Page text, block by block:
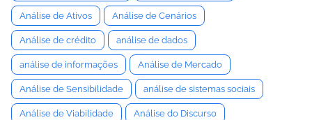
Análise de Ativos Análise de Cenários
Análise de crédito análise de dados
análise de informações Análise de Mercado
Análise de Sensibilidade análise de sistemas sociais
Análise de Viabilidade Análise do Discurso